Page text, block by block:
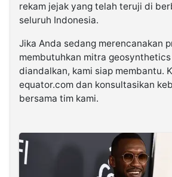
rekam jejak yang telah teruji di
seluruh Indonesia.
Jika Anda sedang merencanakan
membutuhkan mitra
diandalkan, kami siap membantu.
equator.com dan konsultasikan
bersama tim kami.